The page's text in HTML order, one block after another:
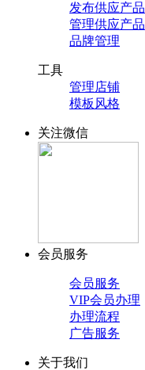
发布供应产品
管理供应产品
品牌管理
工具
管理店铺
模板风格
关注微信
会员服务
会员服务
VIP会员办理
办理流程
广告服务
关于我们